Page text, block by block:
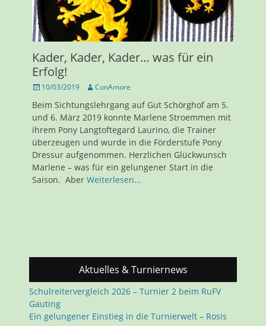
Kader, Kader, Kader… was für ein
Erfolg!
Veröffentlicht
10/03/2019 AutorConAmore
Beim Sichtungslehrgang auf Gut Schörghof am 5.
und 6. März 2019 konnte Marlene Stroemmen mit
ihrem Pony Langtoftegard Laurino, die Trainer
überzeugen und wurde in die Förderstufe Pony
Dressur aufgenommen. Herzlichen Glückwunsch
Marlene – was für ein gelungener Start in die
Saison. Aber Weiterlesen…
Aktuelles & Turniernews
Schulreitervergleich 2026 – Turnier 2 beim RuFV
Gauting
Ein gelungener Einstieg in die Turnierwelt – Rosis